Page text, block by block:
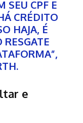
SEU CPF E
CRÉDITO
HAJA, É
RESGATE
e